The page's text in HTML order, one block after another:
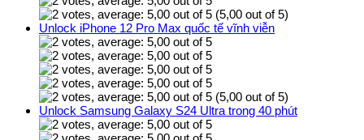
(5,00 out of 5)
Unlock iPhone 12 Pro Max quốc tế vĩnh viễn
(5,00 out of 5)
Unlock Samsung Galaxy S24 Ultra trong 40 phút